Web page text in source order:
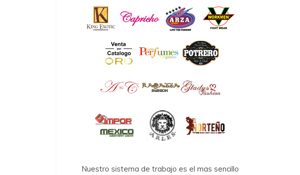
Nuestro sistema de trabajo es el mas sencillo